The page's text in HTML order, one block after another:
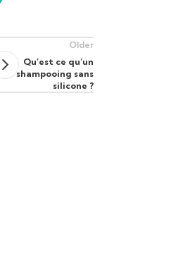
Older
Qu’est ce qu’un
shampooing sans
silicone ?